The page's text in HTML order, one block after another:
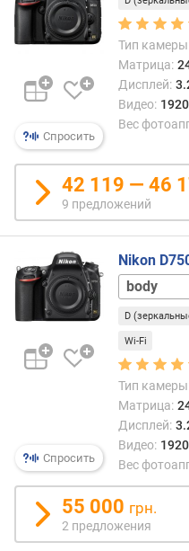
с
т
с
е
т
н
ы
х
п
о
г
р
м
м
р
о
в
в
с
Спросить
Тип
Матрица:
Дисплей:
Видео:
Вес
42 119 — 46
9 предложений
Спросить
Nikon
24-
120
мм
D
Wi-Fi
Тип
Матрица:
Дисплей:
Видео:
Вес
55 000 грн.
2 предложения